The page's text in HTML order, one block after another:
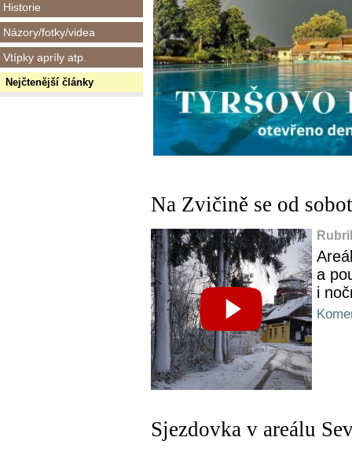
Historie
Názory/fotky/videa
Vtípky apríly atp.
Nejčtenější články
Na Zvičině se od
a
i
Sjezdovka v areálu